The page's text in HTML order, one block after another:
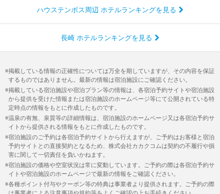
ハウステンボス周辺 ホテルランキングを見る
長崎 ホテルランキングを見る
掲載している情報の正確性については万全を期していますが、その内容を保証
するものではありません。最新の情報は宿泊施設にご確認ください。
掲載している宿泊施設や宿泊プラン等の情報は、各宿泊予約サイトや宿泊施設
から提供を受けた情報または宿泊施設のホームページ等にて公開されている特
定時点の情報をもとに作成したものです。
温泉の有無、泉質等の詳細情報は、宿泊施設のホームページ又は各宿泊予約サ
イトから提供される情報をもとに作成したものです。
宿泊施設のご予約は各宿泊予約サイトから行えますが、ご予約はお客様と宿泊
予約サイトとの直接契約となるため、株式会社カカクコムは契約の不履行や損
害に関して一切責任を負いかねます。
宿泊施設の価格や空室状況は常に変動しています。ご予約の際は各宿泊予約サ
イトや宿泊施設のホームページで最新の情報をご確認ください。
各種ポイント付与やクーポン等の特典は事業者より提供されます。ご予約の際